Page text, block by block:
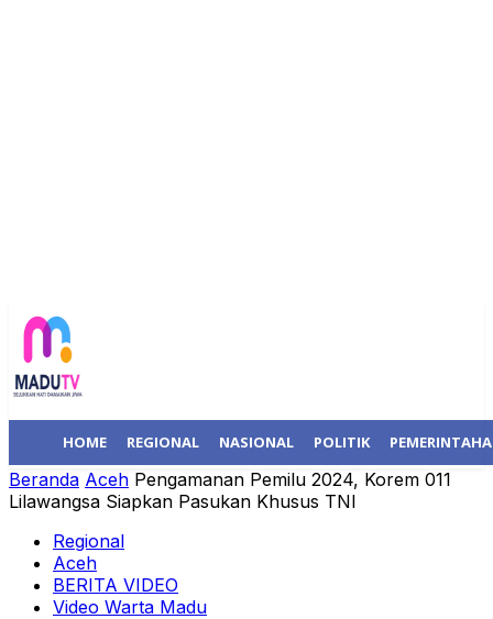
HOME REGIONAL NASIONAL POLITIK
Beranda Aceh Pengamanan Pemilu 2024, Korem 011
Lilawangsa Siapkan Pasukan Khusus TNI
Regional
Aceh
BERITA VIDEO
Video Warta Madu